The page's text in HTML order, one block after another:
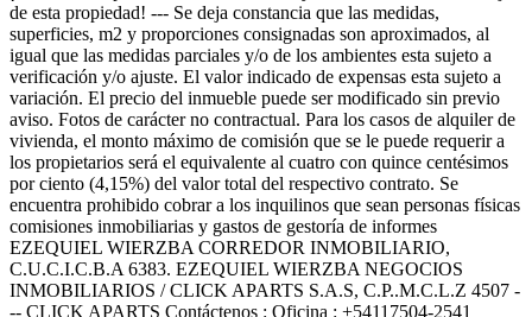
de esta propiedad! --- Se deja constancia que las medidas,
superficies, m2 y proporciones consignadas son aproximados, al
igual que las medidas parciales y/o de los ambientes esta sujeto a
verificación y/o ajuste. El valor indicado de expensas esta sujeto a
variación. El precio del inmueble puede ser modificado sin previo
aviso. Fotos de carácter no contractual. Para los casos de alquiler de
vivienda, el monto máximo de comisión que se le puede requerir a
los propietarios será el equivalente al cuatro con quince centésimos
por ciento (4,15%) del valor total del respectivo contrato. Se
encuentra prohibido cobrar a los inquilinos que sean personas físicas
comisiones inmobiliarias y gastos de gestoría de informes
EZEQUIEL WIERZBA CORREDOR INMOBILIARIO,
C.U.C.I.C.B.A 6383. EZEQUIEL WIERZBA NEGOCIOS
INMOBILIARIOS / CLICK APARTS S.A.S, C.P..M.C.L.Z 4507 -
-- CLICK APARTS Contáctenos : Oficina : +54117504-2541